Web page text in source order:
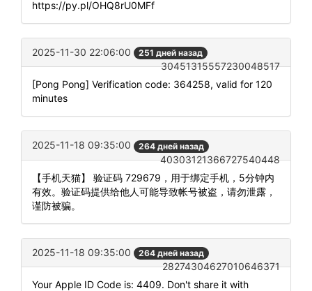
https://py.pl/OHQ8rU0MFf
2025-11-30 22:06:00 251 дней назад
30451315557230048517
[Pong Pong] Verification code: 364258, valid for 120
minutes
2025-11-18 09:35:00 264 дней назад
40303121366727540448
【手机天猫】 验证码 729679，用于绑定手机，5分钟内
有效。验证码提供给他人可能导致帐号被盗，请勿泄露，
谨防被骗。
2025-11-18 09:35:00 264 дней назад
28274304627010646371
Your Apple ID Code is: 4409. Don't share it with